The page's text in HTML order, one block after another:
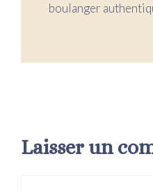
boulanger
Laisser un